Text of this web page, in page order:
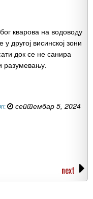
кварова на водоводу
другој висинској зони
док се не санира
разумевању.
септембар 5, 2024
next